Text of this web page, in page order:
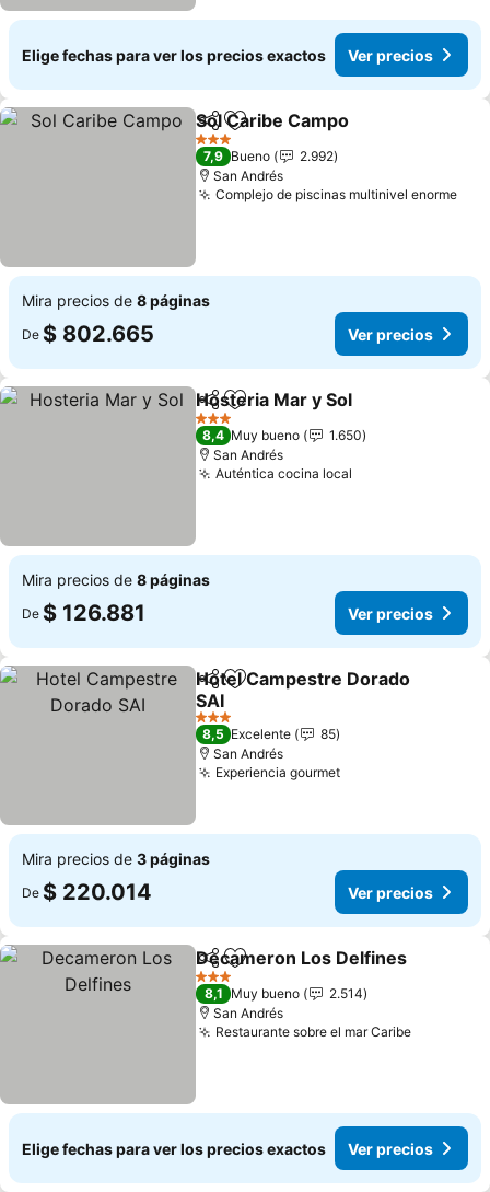
Elige fechas para ver los precios exactos Ver precios
CompartirAgregar a favoritos
Sol Caribe Campo
3 Estrellas
7,9 Bueno
2.992
San Andrés
Complejo de piscinas multinivel enormeVer
Mira precios de 8 páginas
De $ 802.665 Ver precios
CompartirAgregar a favoritos
Hosteria Mar y Sol
3 Estrellas
8,4 Muy bueno
1.650
San Andrés
Auténtica cocina local
Mira precios de 8 páginas
De $ 126.881 Ver precios
CompartirAgregar a favoritos
Hotel Campestre Dorado
SAI
Ver precios
3 Estrellas
8,5 Excelente
85
San Andrés
Experiencia gourmetVer precios
Mira precios de 3 páginas
De $ 220.014 Ver precios
CompartirAgregar a favoritos
Decameron Los Delfines
3 Estrellas
8,1 Muy bueno
2.514
San Andrés
Restaurante sobre el mar CaribeVer
Elige fechas para ver los precios exactos Ver precios